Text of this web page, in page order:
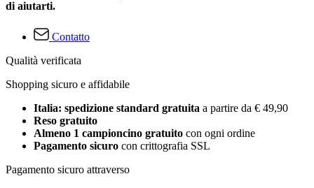
di aiutarti.
Contatto
Qualità verificata
Shopping sicuro e affidabile
Italia: spedizione standard gratuita a partire da € 49,90
Reso gratuito
Almeno 1 campioncino gratuito con ogni ordine
Pagamento sicuro con crittografia SSL
Pagamento sicuro attraverso